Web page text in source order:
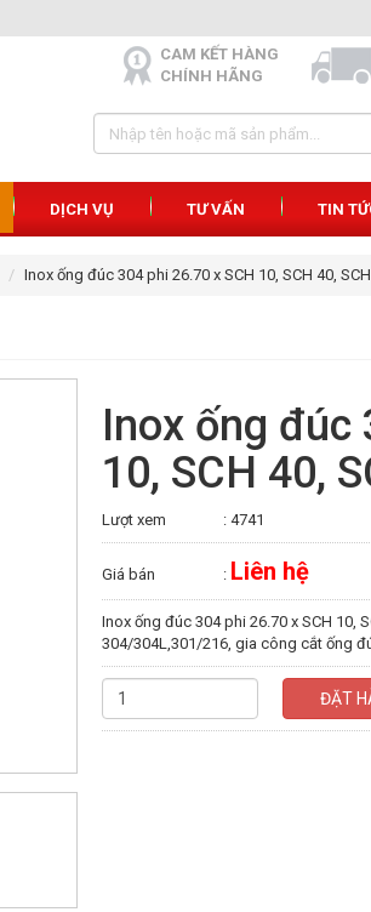
CAM KẾT HÀNG
CHÍNH HÃNG
DỊCH VỤ TƯ VẤN TIN
Inox ống đúc 304 phi 26.70 x SCH 10, SCH 40,
Inox ống đúc
10, SCH 40,
Lượt xem : 4741
Giá bán : Liên hệ
Inox ống đúc 304 phi 26.70 x SCH 10,
304/304L,301/216, gia công cắt ống
ĐẶT